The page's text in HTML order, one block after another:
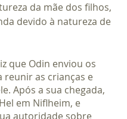
da mãe dos filhos,
devido à natureza de
reunir as crianças e
Após a sua chegada,
em Niflheim, e
autoridade sobre